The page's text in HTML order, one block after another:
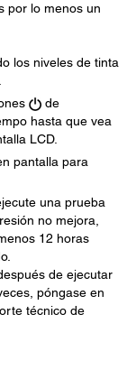
por lo menos un
los niveles de tinta
de
hasta que vea
LCD.
pantalla para
una prueba
no mejora,
12 horas
de ejecutar
póngase en
técnico de